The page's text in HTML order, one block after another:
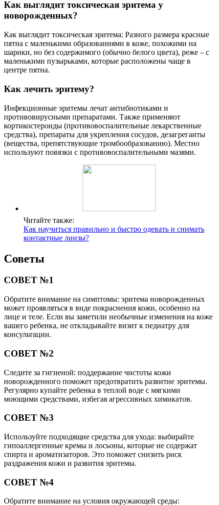
Как выглядит токсическая эритема у
новорожденных?
Как выглядит токсическая эритема: Разного размера красные
пятна с маленькими образованиями в коже, похожими на
шарики, но без содержимого (обычно белого цвета), реже – с
маленькими пузырьками, которые расположены чаще в
центре пятна.
Как лечить эритему?
Инфекционные эритемы лечат антибиотиками и
противовирусными препаратами. Также применяют
кортикостероиды (противовоспалительные лекарственные
средства), препараты для укрепления сосудов, дезагреганты
(вещества, препятствующие тромбообразованию). Местно
используют повязки с противовоспалительными мазями.
Читайте также:
Как научиться правильно и быстро одевать и снимать
контактные линзы?
Советы
СОВЕТ №1
Обратите внимание на симптомы: эритема новорожденных
может проявляться в виде покраснения кожи, особенно на
лице и теле. Если вы заметили необычные изменения на коже
вашего ребенка, не откладывайте визит к педиатру для
консультации.
СОВЕТ №2
Следите за гигиеной: поддержание чистоты кожи
новорожденного поможет предотвратить развитие эритемы.
Регулярно купайте ребенка в теплой воде с мягкими
моющими средствами, избегая агрессивных химикатов.
СОВЕТ №3
Используйте подходящие средства для ухода: выбирайте
гипоаллергенные кремы и лосьоны, которые не содержат
спирта и ароматизаторов. Это поможет снизить риск
раздражения кожи и развития эритемы.
СОВЕТ №4
Обратите внимание на условия окружающей среды: